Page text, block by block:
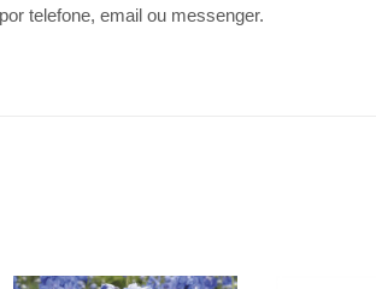
telefone, email ou messenger.